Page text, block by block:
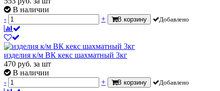
В наличии
-
+ В корзину Добавлено
изделия к/м ВК кекс шахматный 3кг
470 руб. за шт
В наличии
-
+ В корзину Добавлено